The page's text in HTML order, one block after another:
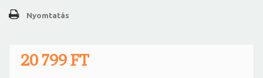
Nyomtatás
20 799 FT